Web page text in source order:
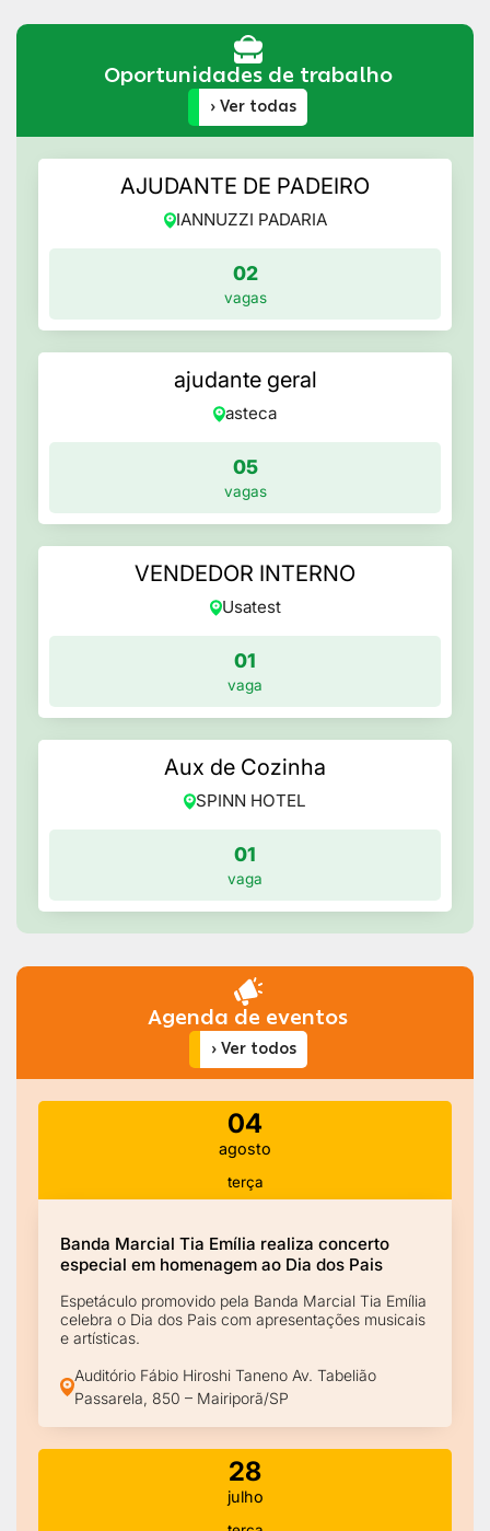
Oportunidades de trabalho
› Ver todas
02
vagas
AJUDANTE DE PADEIRO
IANNUZZI PADARIA
05
vagas
ajudante geral
asteca
01
vaga
VENDEDOR INTERNO
Usatest
01
vaga
Aux de Cozinha
SPINN HOTEL
Agenda de eventos
› Ver todos
04
agosto
terça
Banda Marcial Tia Emília realiza concerto
especial em homenagem ao Dia dos Pais
Espetáculo promovido pela Banda Marcial Tia Emília
celebra o Dia dos Pais com apresentações musicais
e artísticas.
Auditório Fábio Hiroshi Taneno Av. Tabelião
Passarela, 850 – Mairiporã/SP
28
julho